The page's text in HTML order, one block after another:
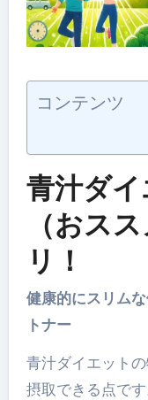
コンテンツ
青汁ダ
（おス
リ！
健康的にスリム
トナー
青汁ダイエット
摂取できる点で